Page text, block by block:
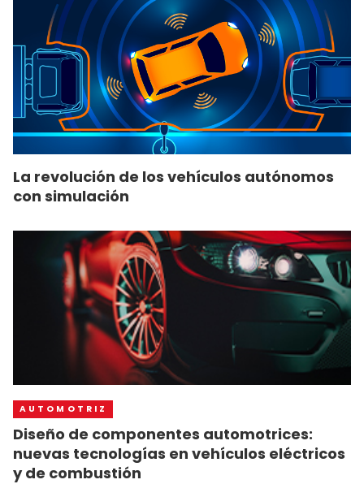
La revolución de los vehículos autónomos
con simulación
AUTOMOTRIZ
Diseño de componentes automotrices:
nuevas tecnologías en vehículos eléctricos
y de combustión